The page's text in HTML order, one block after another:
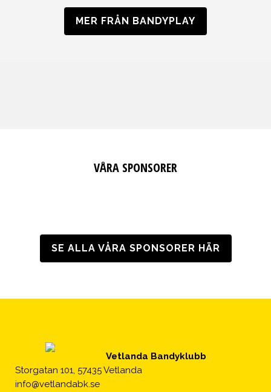
MER FRÅN BANDYPLAY
VÅRA SPONSORER
SE ALLA VÅRA SPONSORER HÄR
Vetlanda Bandyklubb
Storgatan 101, 57435 Vetlanda
info@vetlandabk.se